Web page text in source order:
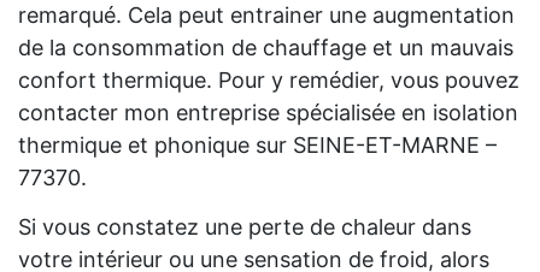
remarqué. Cela peut entrainer une augmentation
de la consommation de chauffage et un mauvais
confort thermique. Pour y remédier, vous pouvez
contacter mon entreprise spécialisée en isolation
thermique et phonique sur SEINE-ET-MARNE –
77370.
Si vous constatez une perte de chaleur dans
votre intérieur ou une sensation de froid, alors